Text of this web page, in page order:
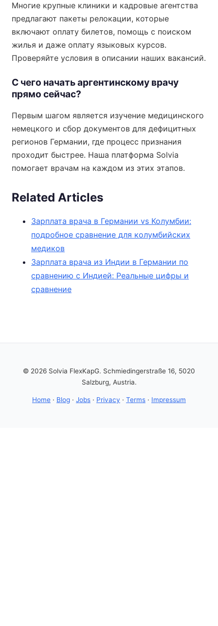
Многие крупные клиники и кадровые агентства
предлагают пакеты релокации, которые
включают оплату билетов, помощь с поиском
жилья и даже оплату языковых курсов.
Проверяйте условия в описании наших вакансий.
С чего начать аргентинскому врачу
прямо сейчас?
Первым шагом является изучение медицинского
немецкого и сбор документов для дефицитных
регионов Германии, где процесс признания
проходит быстрее. Наша платформа Solvia
помогает врачам на каждом из этих этапов.
Related Articles
Зарплата врача в Германии vs Колумбии:
подробное сравнение для колумбийских
медиков
Зарплата врача из Индии в Германии по
сравнению с Индией: Реальные цифры и
сравнение
© 2026 Solvia FlexKapG. Schmiedingerstraße 16, 5020
Salzburg, Austria.
Home · Blog · Jobs · Privacy · Terms · Impressum